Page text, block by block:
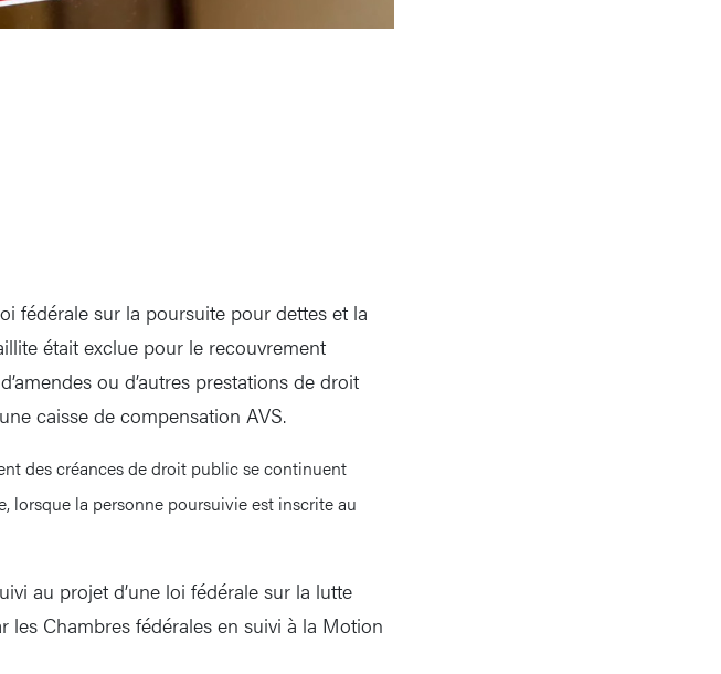
fédérale sur la poursuite pour dettes et la
était exclue pour le recouvrement
ou d’autres prestations de droit
caisse de compensation AVS.
des créances de droit public se continuent
lorsque la personne poursuivie est inscrite au
au projet d’une loi fédérale sur la lutte
les Chambres fédérales en suivi à la Motion